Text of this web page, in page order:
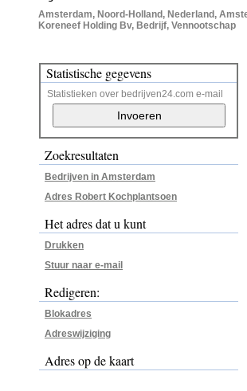
Amsterdam, Noord-Holland, Nederland,
Koreneef Holding Bv, Bedrijf, Vennootschap
Statistische gegevens
Statistieken over bedrijven24.com e-mail
Zoekresultaten
Bedrijven in Amsterdam
Adres Robert Kochplantsoen
Het adres dat u kunt
Drukken
Stuur naar e-mail
Redigeren:
Blokadres
Adreswijziging
Adres op de kaart